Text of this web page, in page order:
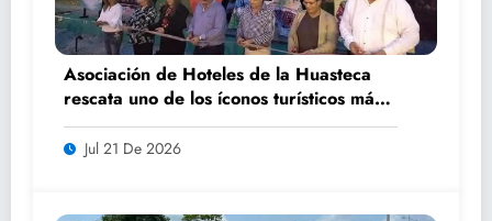
Asociación de Hoteles de la Huasteca
rescata uno de los íconos turísticos más
fotografiados de Ciudad Valles
Jul 21 De 2026